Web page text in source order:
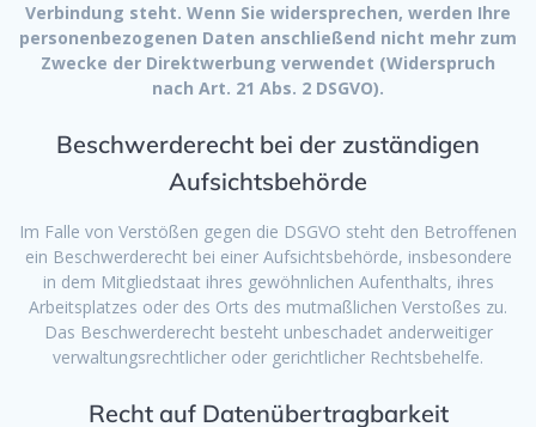
Verbindung steht. Wenn Sie widersprechen, werden Ihre
personenbezogenen Daten anschließend nicht mehr zum
Zwecke der Direktwerbung verwendet (Widerspruch
nach Art. 21 Abs. 2 DSGVO).
Beschwerderecht bei der zuständigen
Aufsichtsbehörde
Im Falle von Verstößen gegen die DSGVO steht den Betroffenen
ein Beschwerderecht bei einer Aufsichtsbehörde, insbesondere
in dem Mitgliedstaat ihres gewöhnlichen Aufenthalts, ihres
Arbeitsplatzes oder des Orts des mutmaßlichen Verstoßes zu.
Das Beschwerderecht besteht unbeschadet anderweitiger
verwaltungsrechtlicher oder gerichtlicher Rechtsbehelfe.
Recht auf Datenübertragbarkeit